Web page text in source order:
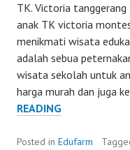
TK. Victoria
anak TK victoria
menikmati wisata
adalah sebua
wisata sekolah untuk
harga murah dan juga
READINGTK
MONTESSORI
Posted in Edufarm